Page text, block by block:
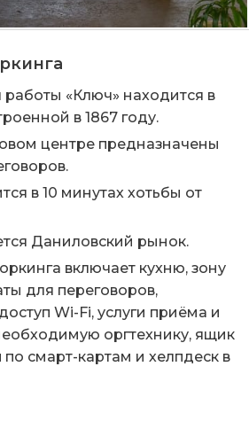
работы «Ключ» находится в
в 1867 году.
центре предназначены
в 10 минутах хотьбы от
Даниловский рынок.
включает кухню, зону
для переговоров,
Wi-Fi, услуги приёма и
оргтехнику, ящик
смарт-картам и хелпдеск в